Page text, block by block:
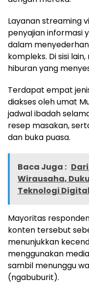
Layanan streaming
penyajian informasi
dalam
kompleks. Di sisi
hiburan yang
Terdapat empat
diakses oleh umat
jadwal ibadah
resep masakan,
dan buka puasa.
Baca Juga :
Wirausaha,
Teknologi Digital
Mayoritas
konten tersebut
menunjukkan
menggunakan
sambil menunggu
(ngabuburit).